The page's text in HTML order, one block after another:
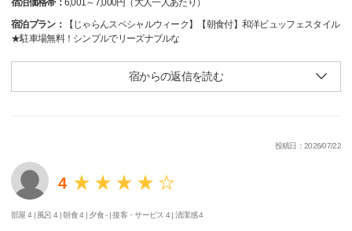
宿泊価格帯： 6,001～7,000円（大人一人あたり）
宿泊プラン：
【じゃらんスペシャルウィーク】【朝食付】和洋ビュッフェスタイル
★駐車場無料！シンプルでリーズナブルな
宿からの返信を読む
投稿日：2026/07/22
4
部屋 4 | 風呂 4 |朝食 4 | 夕食 - |接客・サービス 4 |清潔感 4